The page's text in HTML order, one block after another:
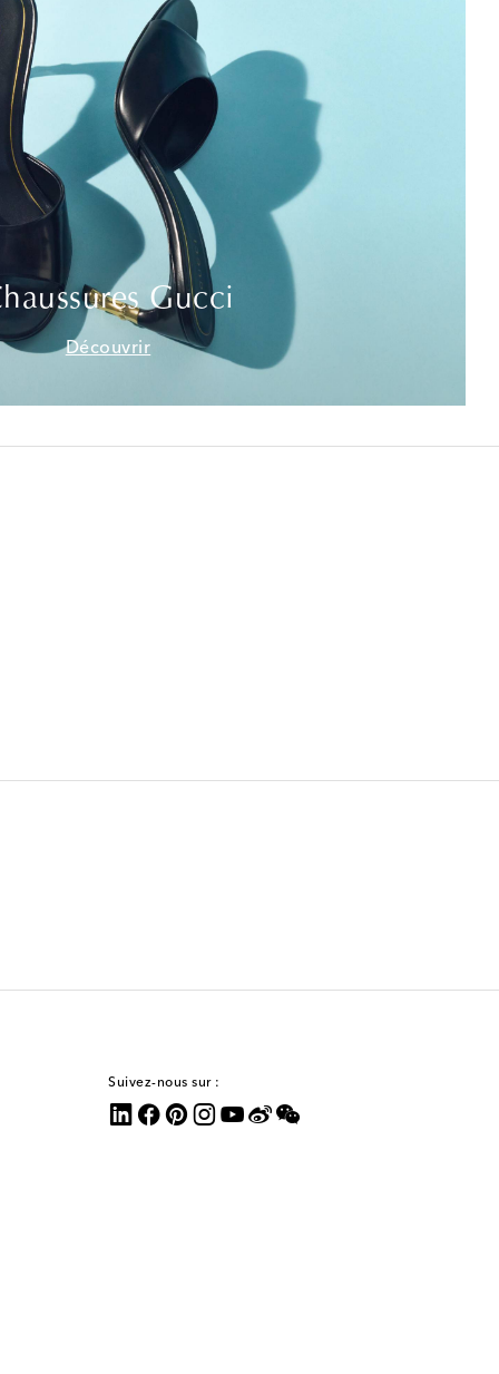
Gucci
Découvrir
Suivez-nous sur :